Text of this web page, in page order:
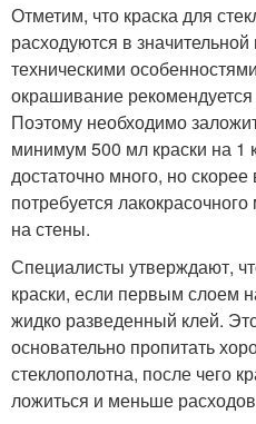
Отметим, что краска для
расходуются в
техническими
окрашивание
Поэтому необходимо
минимум 500 мл краски на 1
достаточно много, но
потребуется
на стены.
Специалисты утверждают,
краски, если первым слоем
жидко разведенный клей.
основательно пропитать
стеклополотна, после чего
ложиться и меньше